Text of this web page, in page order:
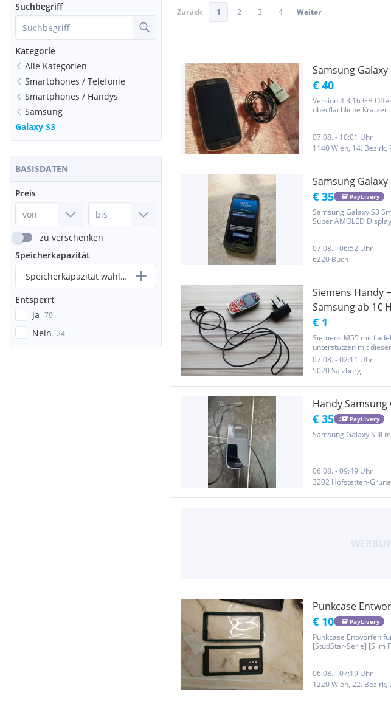
Suchbegriff
Kategorie
Alle Kategorien
Smartphones / Telefonie
Smartphones / Handys
Samsung
Galaxy S3
BASISDATEN
Preis
zu verschenken
Speicherkapazität
Speicherkapazität wählen...
Entsperrt
Ja 79
Nein 24
Zurück 1 2 3 4 Weiter
Samsung Galaxy
€ 40
Version 4.3 16 GB
oberflächliche Kratzer
07.08. - 10:01 Uhr
1140 Wien, 14. Bezirk,
Samsung Galaxy
€ 35 PayLivery
Samsung Galaxy S3
Super AMOLED
zurückgesetzt und...
07.08. - 06:52 Uhr
6220 Buch
Siemens Handy
Samsung ab 1€
Phone Galaxy
€ 1
Siemens M55 mit
unterstützen mit
sowie Therapien eines
noch bei den anderen
07.08. - 02:11 Uhr
5020 Salzburg
Handy Samsung
€ 35 PayLivery
Samsung Galaxy S III
06.08. - 09:49 Uhr
3202 Hofstetten-
Punkcase
€ 10 PayLivery
Punkcase Entworfen
[StudStar-Serie] [Slim
06.08. - 07:19 Uhr
1220 Wien, 22. Bezirk,